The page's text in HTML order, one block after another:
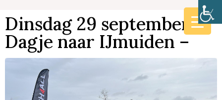
Dinsdag 29 september –
Dagje naar IJmuiden –